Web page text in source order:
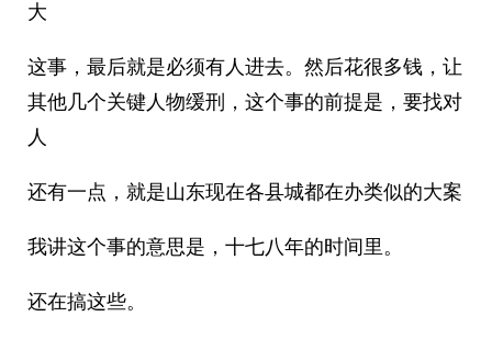
大
这事，最后就是必须有人进去。然后花很多钱，让
其他几个关键人物缓刑，这个事的前提是，要找对
人
还有一点，就是山东现在各县城都在办类似的大案
我讲这个事的意思是，十七八年的时间里。
还在搞这些。